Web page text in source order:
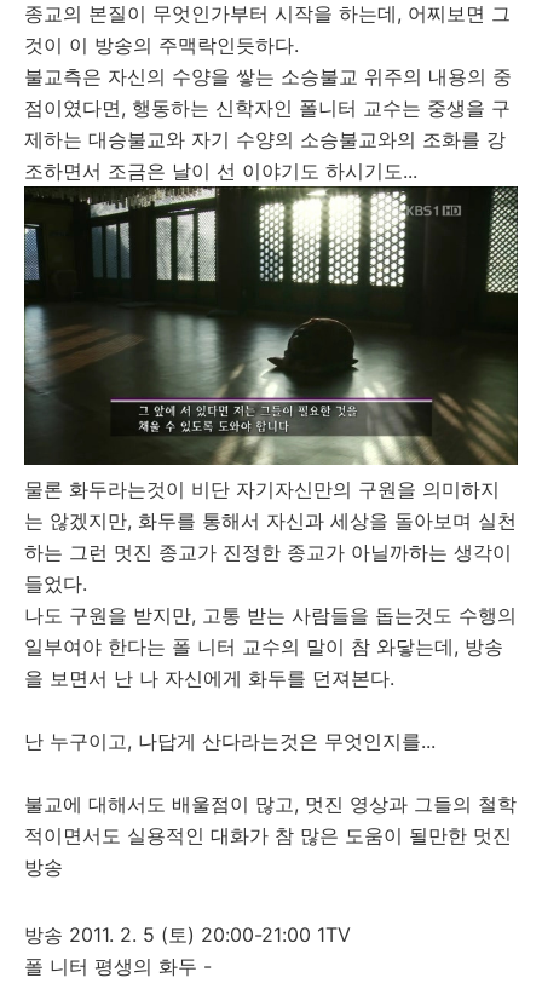
종교의 본질이 무엇인가부터 시작을 하는데, 어찌보면 그
것이 이 방송의 주맥락인듯하다.
불교측은 자신의 수양을 쌓는 소승불교 위주의 내용의 중
점이였다면, 행동하는 신학자인 폴니터 교수는 중생을 구
제하는 대승불교와 자기 수양의 소승불교와의 조화를 강
조하면서 조금은 날이 선 이야기도 하시기도...
물론 화두라는것이 비단 자기자신만의 구원을 의미하지
는 않겠지만, 화두를 통해서 자신과 세상을 돌아보며 실천
하는 그런 멋진 종교가 진정한 종교가 아닐까하는 생각이
들었다.
나도 구원을 받지만, 고통 받는 사람들을 돕는것도 수행의
일부여야 한다는 폴 니터 교수의 말이 참 와닿는데, 방송
을 보면서 난 나 자신에게 화두를 던져본다.
난 누구이고, 나답게 산다라는것은 무엇인지를...
불교에 대해서도 배울점이 많고, 멋진 영상과 그들의 철학
적이면서도 실용적인 대화가 참 많은 도움이 될만한 멋진
방송
방송 2011. 2. 5 (토) 20:00-21:00 1TV
폴 니터 평생의 화두 -